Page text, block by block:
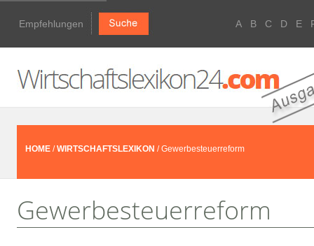
Empfehlungen A B C D E
HOME /WIRTSCHAFTSLEXIKON / Gewerbesteuerreform
Gewerbesteuerreform